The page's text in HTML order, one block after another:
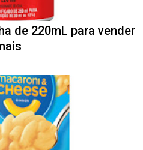
de 220mL para vender